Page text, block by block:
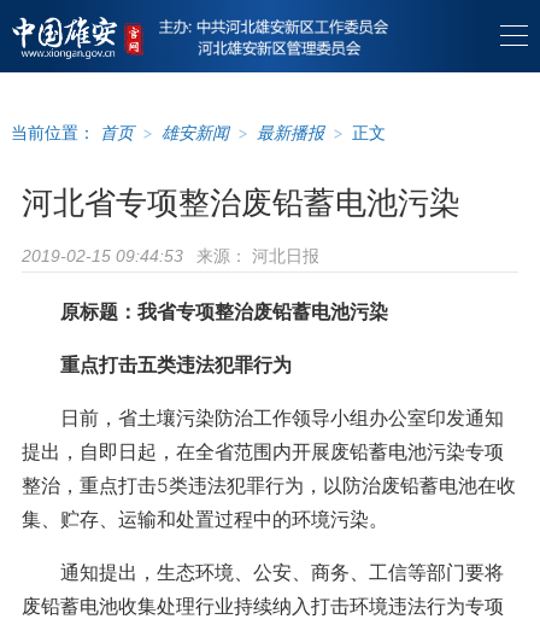
当前位置： 首页 > 雄安新闻 > 最新播报 > 正文
河北省专项整治废铅蓄电池污染
2019-02-15 09:44:53 来源： 河北日报
原标题：我省专项整治废铅蓄电池污染
重点打击五类违法犯罪行为
日前，省土壤污染防治工作领导小组办公室印发通知
提出，自即日起，在全省范围内开展废铅蓄电池污染专项
整治，重点打击5类违法犯罪行为，以防治废铅蓄电池在收
集、贮存、运输和处置过程中的环境污染。
通知提出，生态环境、公安、商务、工信等部门要将
废铅蓄电池收集处理行业持续纳入打击环境违法行为专项